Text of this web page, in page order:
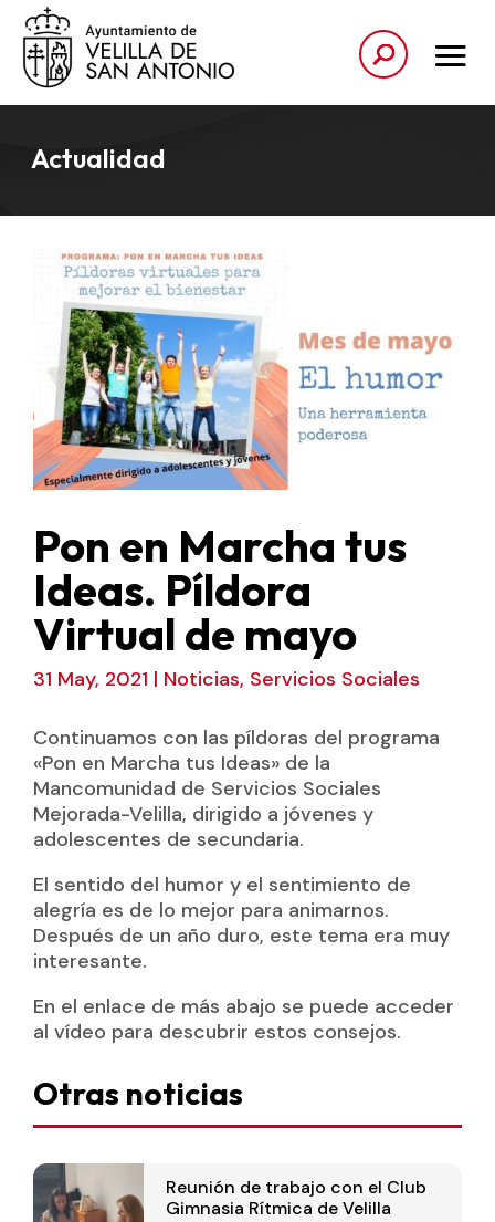
Actualidad
Pon en Marcha tus
Ideas. Píldora
Virtual de mayo
31 May, 2021 | Noticias, Servicios Sociales
Continuamos con las píldoras del programa
«Pon en Marcha tus Ideas» de la
Mancomunidad de Servicios Sociales
Mejorada-Velilla, dirigido a jóvenes y
adolescentes de secundaria.
El sentido del humor y el sentimiento de
alegría es de lo mejor para animarnos.
Después de un año duro, este tema era muy
interesante.
En el enlace de más abajo se puede acceder
al vídeo para descubrir estos consejos.
Otras noticias
Reunión de trabajo con el Club
Gimnasia Rítmica de Velilla